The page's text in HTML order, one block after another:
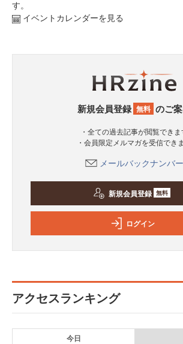
す。
イベントカレンダーを見る
新規会員登録 無料 のご
・全ての過去記事が閲覧でき
・会員限定メルマガを受信でき
メールバックナンバー
新規会員登録 無料
ログイン
アクセスランキング
今日